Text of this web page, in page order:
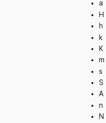
a
H
h
k
K
m
s
S
A
n
N